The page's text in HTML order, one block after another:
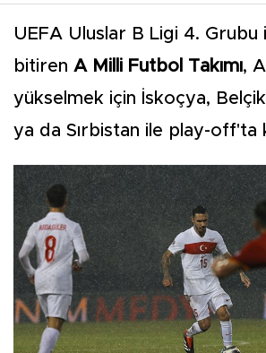
UEFA Uluslar B Ligi 4. Grubu
bitiren A Milli Futbol Takımı,
yükselmek için İskoçya,
ya da Sırbistan ile play-off'ta